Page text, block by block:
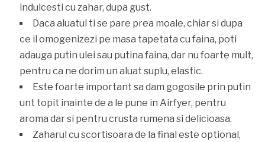
indulcesti cu zahar, dupa gust.
Daca aluatul ti se pare prea moale, chiar si dupa
ce il omogenizezi pe masa tapetata cu faina, poti
adauga putin ulei sau putina faina, dar nu foarte mult,
pentru ca ne dorim un aluat suplu, elastic.
Este foarte important sa dam gogosile prin putin
unt topit inainte de a le pune in Airfyer, pentru
aroma dar si pentru crusta rumena si delicioasa.
Zaharul cu scortisoara de la final este optional,